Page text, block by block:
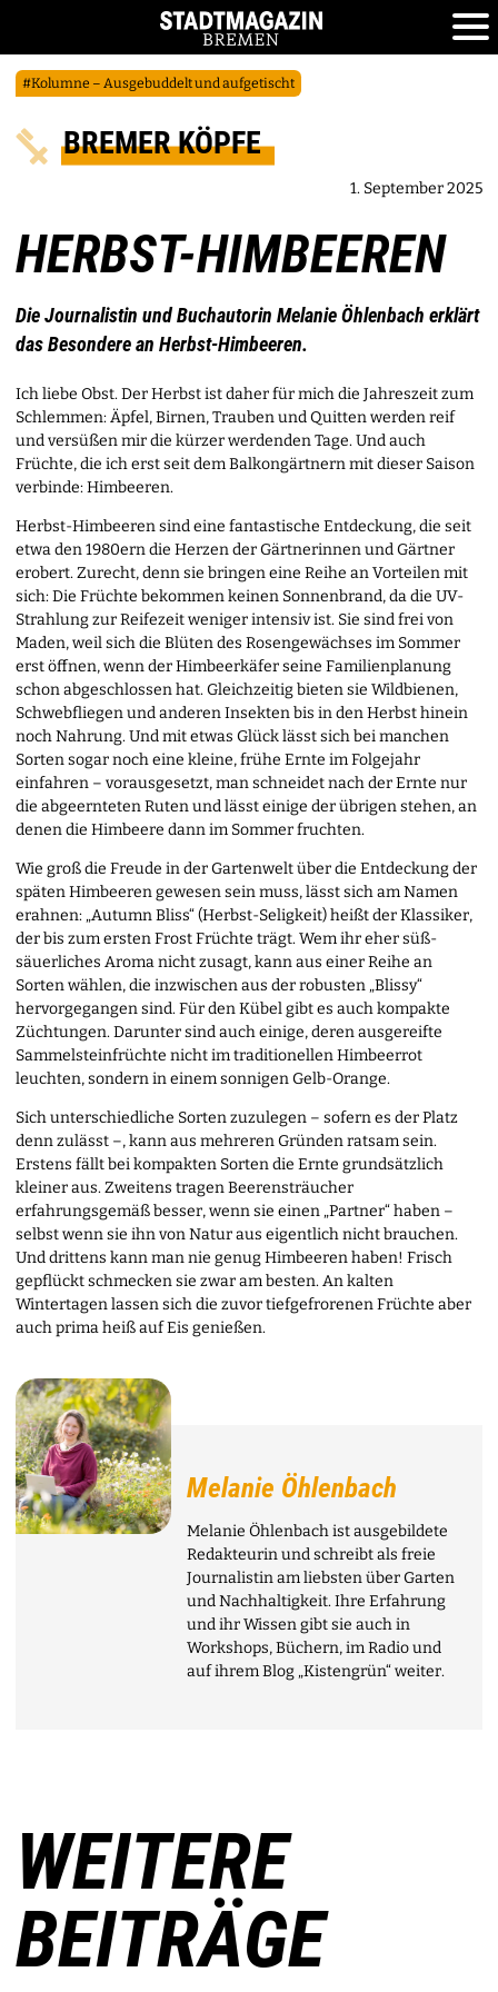
#Kolumne – Ausgebuddelt und aufgetischt
BREMER KÖPFE
1. September 2025
HERBST-HIMBEEREN
Die Journalistin und Buchautorin Melanie Öhlenbach erklärt
das Besondere an Herbst-Himbeeren.
Ich liebe Obst. Der Herbst ist daher für mich die Jahreszeit zum
Schlemmen: Äpfel, Birnen, Trauben und Quitten werden reif
und versüßen mir die kürzer werdenden Tage. Und auch
Früchte, die ich erst seit dem Balkongärtnern mit dieser Saison
verbinde: Himbeeren.
Herbst-Himbeeren sind eine fantastische Entdeckung, die seit
etwa den 1980ern die Herzen der Gärtnerinnen und Gärtner
erobert. Zurecht, denn sie bringen eine Reihe an Vorteilen mit
sich: Die Früchte bekommen keinen Sonnenbrand, da die UV-
Strahlung zur Reifezeit weniger intensiv ist. Sie sind frei von
Maden, weil sich die Blüten des Rosengewächses im Sommer
erst öffnen, wenn der Himbeerkäfer seine Familienplanung
schon abgeschlossen hat. Gleichzeitig bieten sie Wildbienen,
Schwebfliegen und anderen Insekten bis in den Herbst hinein
noch Nahrung. Und mit etwas Glück lässt sich bei manchen
Sorten sogar noch eine kleine, frühe Ernte im Folgejahr
einfahren – vorausgesetzt, man schneidet nach der Ernte nur
die abgeernteten Ruten und lässt einige der übrigen stehen, an
denen die Himbeere dann im Sommer fruchten.
Wie groß die Freude in der Gartenwelt über die Entdeckung der
späten Himbeeren gewesen sein muss, lässt sich am Namen
erahnen: „Autumn Bliss“ (Herbst-Seligkeit) heißt der Klassiker,
der bis zum ersten Frost Früchte trägt. Wem ihr eher süß-
säuerliches Aroma nicht zusagt, kann aus einer Reihe an
Sorten wählen, die inzwischen aus der robusten „Blissy“
hervorgegangen sind. Für den Kübel gibt es auch kompakte
Züchtungen. Darunter sind auch einige, deren ausgereifte
Sammelsteinfrüchte nicht im traditionellen Himbeerrot
leuchten, sondern in einem sonnigen Gelb-Orange.
Sich unterschiedliche Sorten zuzulegen – sofern es der Platz
denn zulässt –, kann aus mehreren Gründen ratsam sein.
Erstens fällt bei kompakten Sorten die Ernte grundsätzlich
kleiner aus. Zweitens tragen Beerensträucher
erfahrungsgemäß besser, wenn sie einen „Partner“ haben –
selbst wenn sie ihn von Natur aus eigentlich nicht brauchen.
Und drittens kann man nie genug Himbeeren haben! Frisch
gepflückt schmecken sie zwar am besten. An kalten
Wintertagen lassen sich die zuvor tiefgefrorenen Früchte aber
auch prima heiß auf Eis genießen.
Melanie Öhlenbach
Melanie Öhlenbach ist ausgebildete
Redakteurin und schreibt als freie
Journalistin am liebsten über Garten
und Nachhaltigkeit. Ihre Erfahrung
und ihr Wissen gibt sie auch in
Workshops, Büchern, im Radio und
auf ihrem Blog „Kistengrün“ weiter.
WEITERE
BEITRÄGE